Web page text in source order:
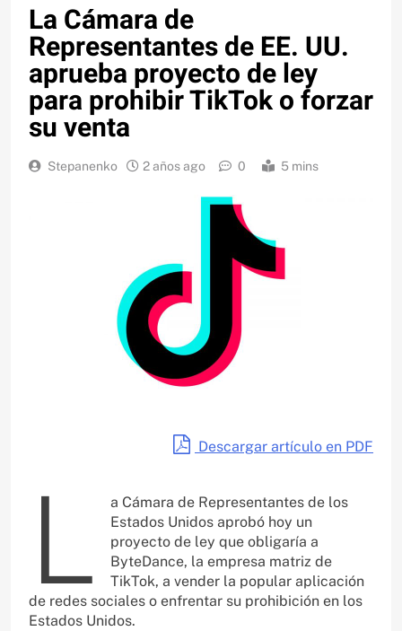
La Cámara de
Representantes de EE. UU.
aprueba proyecto de ley
para prohibir TikTok o forzar
su venta
Stepanenko 2 años ago 0 5 mins
Descargar artículo en PDF
L
a Cámara de Representantes de los
Estados Unidos aprobó hoy un
proyecto de ley que obligaría a
ByteDance, la empresa matriz de
TikTok, a vender la popular aplicación
de redes sociales o enfrentar su prohibición en los
Estados Unidos.